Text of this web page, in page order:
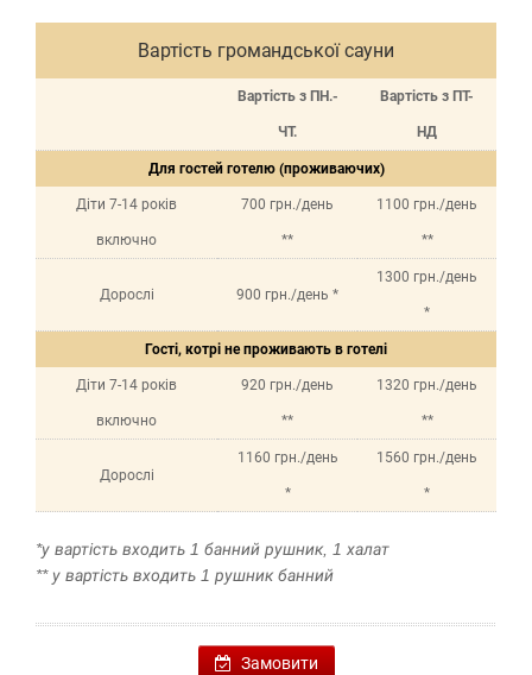
Вартість громандської сауни
Вартість з ПН.-
ЧТ.
Вартість з ПТ-
НД
Для гостей готелю (проживаючих)
Діти 7-14 років
включно
700 грн./день
**
1100 грн./день
**
Дорослі 900 грн./день *
1300 грн./день
*
Гості, котрі не проживають в готелі
Діти 7-14 років
включно
920 грн./день
**
1320 грн./день
**
Дорослі
1160 грн./день
*
1560 грн./день
*
*у вартість входить 1 банний рушник, 1 халат
** у вартість входить 1 рушник банний
Замовити